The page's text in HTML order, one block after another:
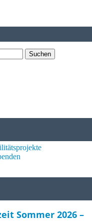
Sommer 2026 –